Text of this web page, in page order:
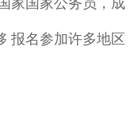
报名参加许多地区